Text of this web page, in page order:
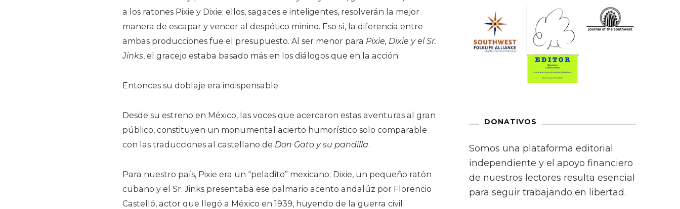
a los ratones Pixie y Dixie; ellos, sagaces e inteligentes, resolverán la mejor
manera de escapar y vencer al despótico minino. Eso sí, la diferencia entre
ambas producciones fue el presupuesto. Al ser menor para Pixie, Dixie y el Sr.
Jinks, el gracejo estaba basado más en los diálogos que en la acción.
Entonces su doblaje era indispensable.
Desde su estreno en México, las voces que acercaron estas aventuras al gran
público, constituyen un monumental acierto humorístico solo comparable
con las traducciones al castellano de Don Gato y su pandilla.
Para nuestro país, Pixie era un “peladito” mexicano; Dixie, un pequeño ratón
cubano y el Sr. Jinks presentaba ese palmario acento andalúz por Florencio
Castelló, actor que llegó a México en 1939, huyendo de la guerra civil
DONATIVOS
Somos una plataforma editorial
independiente y el apoyo financiero
de nuestros lectores resulta esencial
para seguir trabajando en libertad.